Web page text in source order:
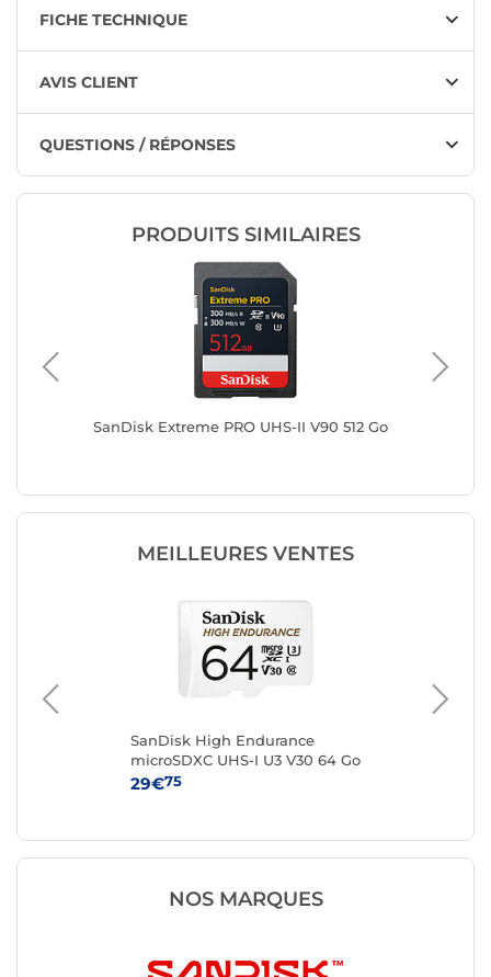
FICHE TECHNIQUE
AVIS CLIENT
QUESTIONS / RÉPONSES
PRODUITS SIMILAIRES
SanDisk Extreme PRO UHS-II V90 512 Go
MEILLEURES VENTES
SanDisk High Endurance
microSDXC UHS-I U3 V30 64 Go
+ Adaptateur SD
29€75
NOS MARQUES